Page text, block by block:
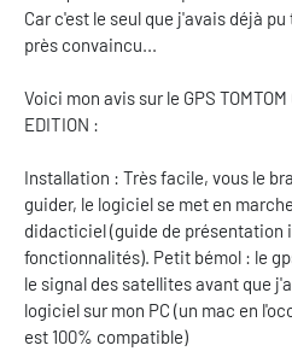
Car c'est le seul que j'avais déjà
près convaincu...
Voici mon avis sur le GPS
EDITION :
Installation : Très facile, vous le
guider, le logiciel se met en
didacticiel (guide de présentation
fonctionnalités). Petit bémol : le
le signal des satellites avant que
logiciel sur mon PC (un mac en
est 100% compatible)